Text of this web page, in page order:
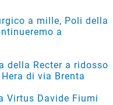
a mille, Poli della
a
della Recter a ridosso
di via Brenta
Virtus Davide Fiumi